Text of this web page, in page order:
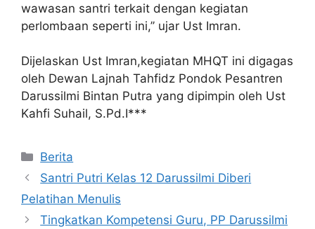
wawasan santri terkait dengan kegiatan
perlombaan seperti ini,’’ ujar Ust Imran.
Dijelaskan Ust Imran,kegiatan MHQT ini digagas
oleh Dewan Lajnah Tahfidz Pondok Pesantren
Darussilmi Bintan Putra yang dipimpin oleh Ust
Kahfi Suhail, S.Pd.I***
Berita
Santri Putri Kelas 12 Darussilmi Diberi
Pelatihan Menulis
Tingkatkan Kompetensi Guru, PP Darussilmi